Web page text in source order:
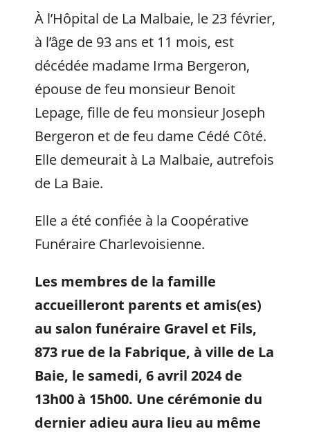
À l’Hôpital de La Malbaie, le 23 février,
à l’âge de 93 ans et 11 mois, est
décédée madame Irma Bergeron,
épouse de feu monsieur Benoit
Lepage, fille de feu monsieur Joseph
Bergeron et de feu dame Cédé Côté.
Elle demeurait à La Malbaie, autrefois
de La Baie.
Elle a été confiée à la Coopérative
Funéraire Charlevoisienne.
Les membres de la famille
accueilleront parents et amis(es)
au salon funéraire Gravel et Fils,
873 rue de la Fabrique, à ville de La
Baie, le samedi, 6 avril 2024 de
13h00 à 15h00. Une cérémonie du
dernier adieu aura lieu au même